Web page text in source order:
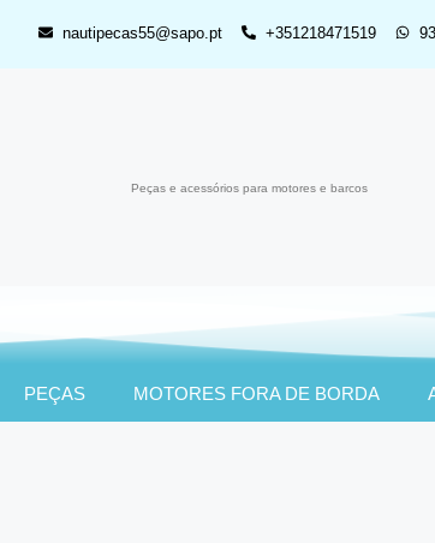
nautipecas55@sapo.pt +351218471519
Peças e acessórios para motores e barcos
PEÇAS MOTORES FORA DE BORDA